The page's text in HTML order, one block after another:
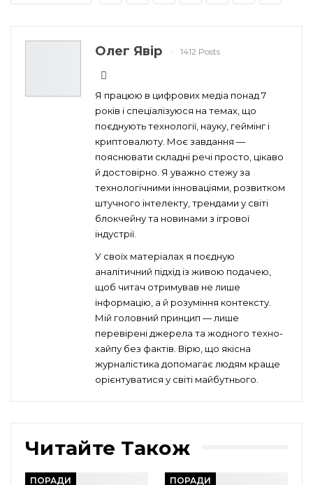
Олег Явір 1412 Posts
Я працюю в цифрових медіа понад 7
років і спеціалізуюся на темах, що
поєднують технології, науку, геймінг і
криптовалюту. Моє завдання —
пояснювати складні речі просто, цікаво
й достовірно. Я уважно стежу за
технологічними інноваціями, розвитком
штучного інтелекту, трендами у світі
блокчейну та новинами з ігрової
індустрії.
У своїх матеріалах я поєдную
аналітичний підхід із живою подачею,
щоб читач отримував не лише
інформацію, а й розуміння контексту.
Мій головний принцип — лише
перевірені джерела та жодного техно-
хайпу без фактів. Вірю, що якісна
журналістика допомагає людям краще
орієнтуватися у світі майбутнього.
Читайте Також
ПОРАДИ ПОРАДИ